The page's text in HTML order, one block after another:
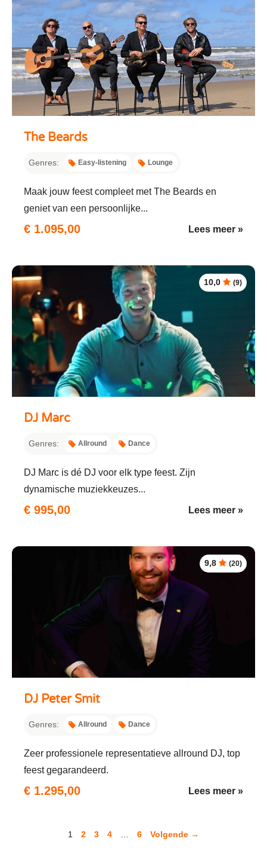
The Beards
Genres: Easy-listening Lounge
Maak jouw feest compleet met The Beards en
geniet van een persoonlijke...
€ 1.095,00 Lees meer »
10,0 (9)
DJ Marc
Genres: Allround Dance
DJ Marc is dé DJ voor elk type feest. Zijn
dynamische muziekkeuzes...
€ 995,00 Lees meer »
9,8 (20)
DJ Peter Smit
Genres: Allround Dance
Zeer professionele representatieve allround DJ, top
feest gegarandeerd.
€ 1.295,00 Lees meer »
1 2 3 4 6 Volgende →